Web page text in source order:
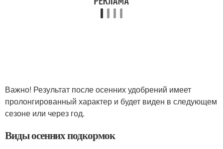
Важно! Результат после осенних удобрений имеет
пролонгированный характер и будет виден в следующем
сезоне или через год.
Виды осенних подкормок